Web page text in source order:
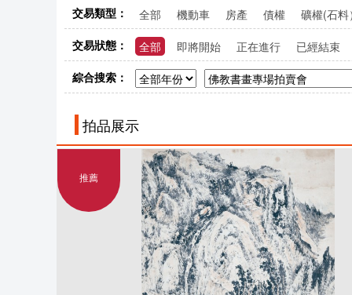
交易類型： 全部 機動車 房產 債權
礦權(石料
交易狀態：
全部 即將開始 正在進行
已經結束
綜合搜索：
拍品展示
推薦